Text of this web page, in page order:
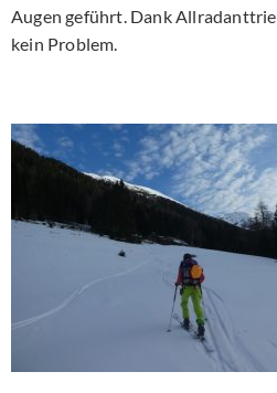
Augen geführt. Dank
kein Problem.